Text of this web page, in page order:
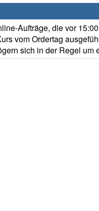
Aufträge, die vor
vom Ordertag
sich in der Regel um